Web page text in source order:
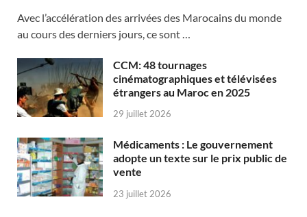
Avec l’accélération des arrivées des Marocains du monde
au cours des derniers jours, ce sont …
CCM: 48 tournages
cinématographiques et télévisées
étrangers au Maroc en 2025
29 juillet 2026
Médicaments : Le gouvernement
adopte un texte sur le prix public de
vente
23 juillet 2026